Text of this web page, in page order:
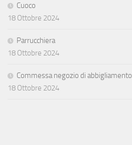
Cuoco
18 Ottobre 2024
Parrucchiera
18 Ottobre 2024
Commessa negozio di abbigliamento
18 Ottobre 2024